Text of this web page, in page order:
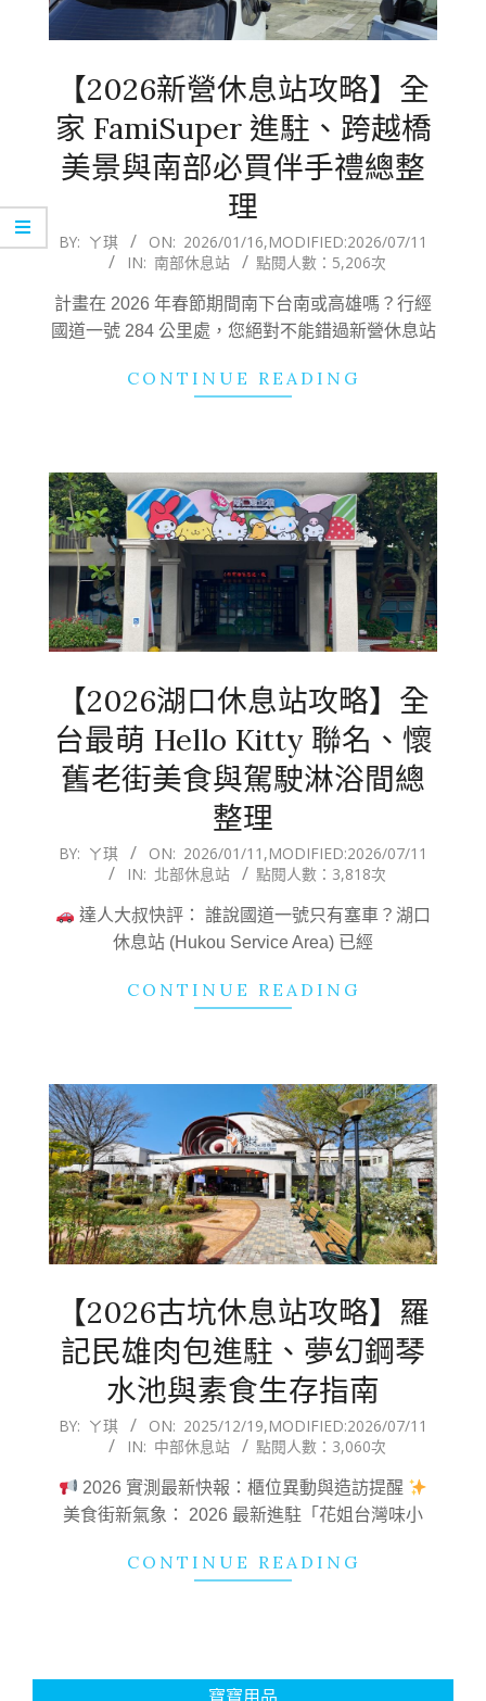
【2026新營休息站攻略】全
家 FamiSuper 進駐、跨越橋
美景與南部必買伴手禮總整
理
2026-
16
BY: ㄚ琪 ON: 2026/01/16,MODIFIED:2026/07/11
IN: 南部休息站 點閱人數：5,206次
計畫在 2026 年春節期間南下台南或高雄嗎？行經
國道一號 284 公里處，您絕對不能錯過新營休息站
CONTINUE READING
【2026湖口休息站攻略】全
台最萌 Hello Kitty 聯名、懷
舊老街美食與駕駛淋浴間總
整理
2026-
BY: ㄚ琪 ON: 2026/01/11 ,MODIFIED:2026/07/11
IN: 北部休息站 點閱人數：3,818次
達人大叔快評： 誰說國道一號只有塞車？湖口
休息站 (Hukou Service Area) 已經
CONTINUE READING
【2026古坑休息站攻略】羅
記民雄肉包進駐、夢幻鋼琴
水池與素食生存指南
2025-
19
BY: ㄚ琪 ON: 2025/12/19,MODIFIED:2026/07/11
IN: 中部休息站 點閱人數：3,060次
2026 實測最新快報：櫃位異動與造訪提醒
美食街新氣象： 2026 最新進駐「花姐台灣味小
CONTINUE READING